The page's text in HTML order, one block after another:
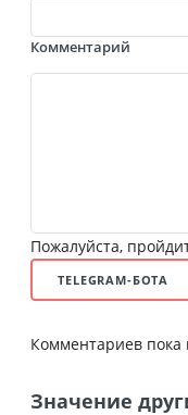
Комментарий
Пожалуйста,
TELEGRAM-БОТА
Комментариев пока
Значение